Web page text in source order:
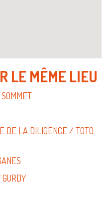
LE MÊME LIEU
DE LA DILIGENCE / TOTO